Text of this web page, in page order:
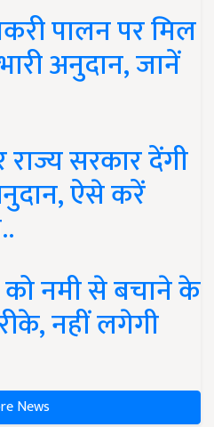
पालन पर मिल
अनुदान, जानें
राज्य सरकार देंगी
ऐसे करें
नमी से बचाने के
नहीं लगेगी
News